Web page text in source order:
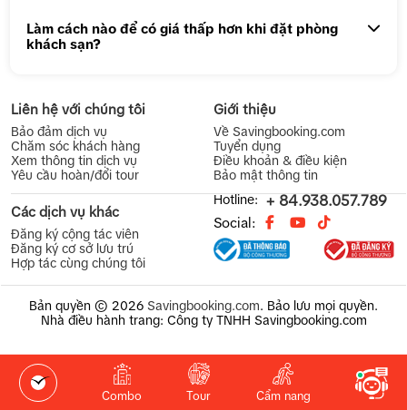
Làm cách nào để có giá thấp hơn khi đặt phòng
khách sạn?
Liên hệ với chúng tôi
Bảo đảm dịch vụ
Chăm sóc khách hàng
Xem thông tin dịch vụ
Yêu cầu hoàn/đổi tour
Giới thiệu
Về Savingbooking.com
Tuyển dụng
Điều khoản & điều kiện
Bảo mật thông tin
Các dịch vụ khác
Đăng ký cộng tác viên
Đăng ký cơ sở lưu trú
Hợp tác cùng chúng tôi
Hotline: + 84.938.057.789
Social:
Bản quyền © 2026 Savingbooking.com. Bảo lưu mọi quyền.
Nhà điều hành trang: Công ty TNHH Savingbooking.com
Combo Tour Cẩm nang